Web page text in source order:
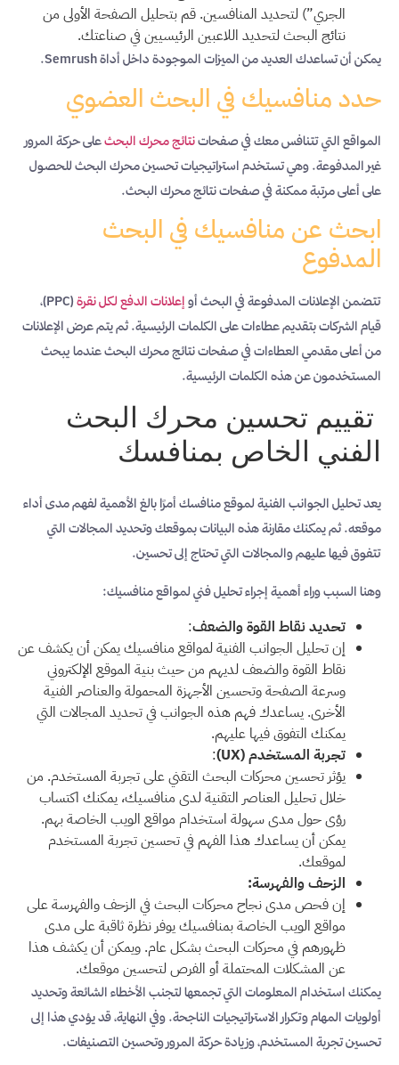
الجري”) لتحديد المنافسين. قم بتحليل الصفحة الأولى من
نتائج البحث لتحديد اللاعبين الرئيسيين في صناعتك.
يمكن أن تساعدك العديد من الميزات الموجودة داخل أداة Semrush.
حدد منافسيك في البحث العضوي
المواقع التي تتنافس معك في صفحاتنتائج محرك البحثعلى حركة المرور
غير المدفوعة. وهي تستخدم استراتيجيات تحسين محرك البحث للحصول
على أعلى مرتبة ممكنة في صفحات نتائج محرك البحث.
ابحث عن منافسيك في البحث
المدفوع
تتضمن الإعلانات المدفوعة في البحث أو إعلانات الدفع لكل نقرة
(PPC)،
قيام الشركات بتقديم عطاءات على الكلمات الرئيسية. ثم يتم عرض الإعلانات
من أعلى مقدمي العطاءات في صفحات نتائج محرك البحث عندما يبحث
المستخدمون عن هذه الكلمات الرئيسية.
تقييم تحسين محرك البحث
الفني الخاص بمنافسك
يعد تحليل الجوانب الفنية لموقع منافسك أمرًا بالغ الأهمية لفهم مدى أداء
موقعه. ثم يمكنك مقارنة هذه البيانات بموقعك وتحديد المجالات التي
تتفوق فيها عليهم والمجالات التي تحتاج إلى تحسين.
وهنا السبب وراء أهمية إجراء تحليل فني لمواقع منافسيك:
تحديد نقاط القوة والضعف:
إن تحليل الجوانب الفنية لمواقع منافسيك يمكن أن يكشف عن
نقاط القوة والضعف لديهم من حيث بنية الموقع الإلكتروني
وسرعة الصفحة وتحسين الأجهزة المحمولة والعناصر الفنية
الأخرى. يساعدك فهم هذه الجوانب في تحديد المجالات التي
يمكنك التفوق فيها عليهم.
تجربة المستخدم (UX)
:
يؤثر تحسين محركات البحث التقني على تجربة المستخدم. من
خلال تحليل العناصر التقنية لدى منافسيك، يمكنك اكتساب
رؤى حول مدى سهولة استخدام مواقع الويب الخاصة بهم.
يمكن أن يساعدك هذا الفهم في تحسين تجربة المستخدم
لموقعك.
الزحف والفهرسة:
إن فحص مدى نجاح محركات البحث في الزحف والفهرسة على
مواقع الويب الخاصة بمنافسيك يوفر نظرة ثاقبة على مدى
ظهورهم في محركات البحث بشكل عام. ويمكن أن يكشف هذا
عن المشكلات المحتملة أو الفرص لتحسين موقعك.
يمكنك استخدام المعلومات التي تجمعها لتجنب الأخطاء الشائعة وتحديد
أولويات المهام وتكرار الاستراتيجيات الناجحة. وفي النهاية، قد يؤدي هذا إلى
تحسين تجربة المستخدم، وزيادة حركة المرور وتحسين التصنيفات.